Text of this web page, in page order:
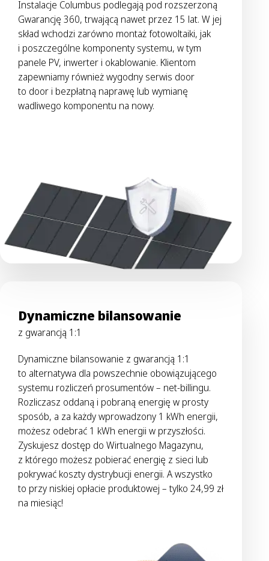
Instalacje Columbus podlegają pod rozszerzoną
Gwarancję 360, trwającą nawet przez 15 lat. W jej
skład wchodzi zarówno montaż fotowoltaiki, jak
i poszczególne komponenty systemu, w tym
panele PV, inwerter i okablowanie. Klientom
zapewniamy również wygodny serwis door
to door i bezpłatną naprawę lub wymianę
wadliwego komponentu na nowy.
Dynamiczne bilansowanie
z gwarancją 1:1
Dynamiczne bilansowanie z gwarancją 1:1
to alternatywa dla powszechnie obowiązującego
systemu rozliczeń prosumentów – net-billingu.
Rozliczasz oddaną i pobraną energię w prosty
sposób, a za każdy wprowadzony 1 kWh energii,
możesz odebrać 1 kWh energii w przyszłości.
Zyskujesz dostęp do Wirtualnego Magazynu,
z którego możesz pobierać energię z sieci lub
pokrywać koszty dystrybucji energii. A wszystko
to przy niskiej opłacie produktowej – tylko 24,99 zł
na miesiąc!